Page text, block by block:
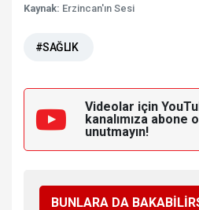
Kaynak: Erzincan'ın Sesi
#SAĞLIK
Videolar için
kanalımıza abone
unutmayın!
BUNLARA DA